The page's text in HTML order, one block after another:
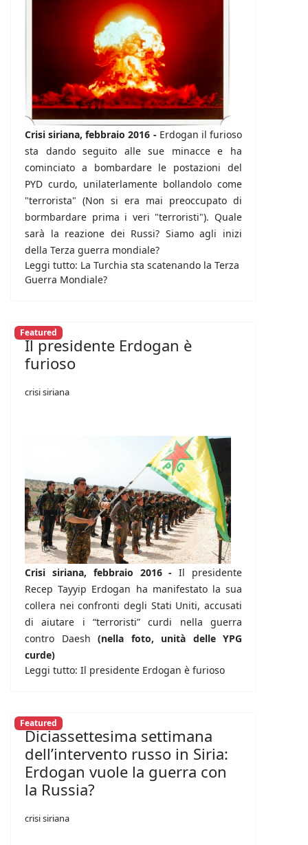
Crisi siriana, febbraio 2016 - Erdogan il furioso
sta dando seguito alle sue minacce e ha
cominciato a bombardare le postazioni del
PYD curdo, unilaterlamente bollandolo come
"terrorista" (Non si era mai preoccupato di
bormbardare prima i veri "terroristi"). Quale
sarà la reazione dei Russi? Siamo agli inizi
della Terza guerra mondiale?
Leggi tutto: La Turchia sta scatenando la Terza
Guerra Mondiale?
Featured
Il presidente Erdogan è
furioso
crisi siriana
Crisi siriana, febbraio 2016 - Il presidente
Recep Tayyip Erdogan ha manifestato la sua
collera nei confronti degli Stati Uniti, accusati
di aiutare i “terroristi” curdi nella guerra
contro Daesh (nella foto, unità delle YPG
curde)
Leggi tutto: Il presidente Erdogan è furioso
Featured
Diciassettesima settimana
dell’intervento russo in Siria:
Erdogan vuole la guerra con
la Russia?
crisi siriana